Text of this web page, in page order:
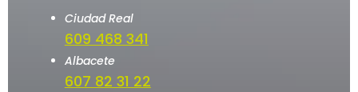
Ciudad Real
609 468 341
Albacete
607 82 31 22